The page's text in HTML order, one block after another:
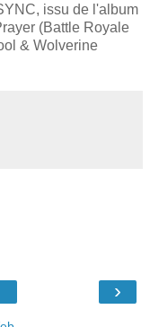
issu de l'album
(Battle Royale
& Wolverine
›